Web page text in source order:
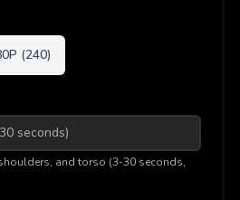
(240)
and torso (3-30 seconds,